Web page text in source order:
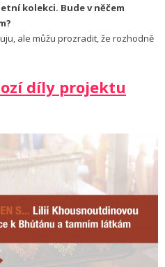
kolekci. Bude v něčem
ale můžu prozradit, že rozhodně
díly projektu